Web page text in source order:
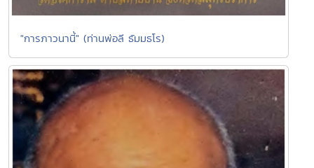
"การภาวนานี้" (ท่านพ่อลี ธัมมธโร)